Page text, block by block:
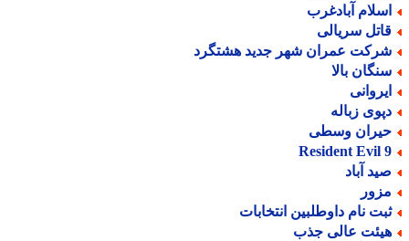
آبادغرب
سریالی
عمران شهر جدید هشتگرد
بالا
زباله
وسطی
Resident Evil
آباد
نام داوطلبین انتخابات
عالی جذب